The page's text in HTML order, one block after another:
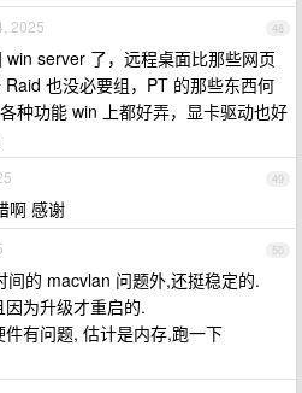
48
2025
win server 了，远程桌面比那些网页
也没必要组，PT 的那些东西何
种功能 win 上都好弄，显卡驱动也好
49
啊 感谢
50
的 macvlan 问题外,还挺稳定的.
为升级才重启的.
有问题, 估计是内存,跑一下